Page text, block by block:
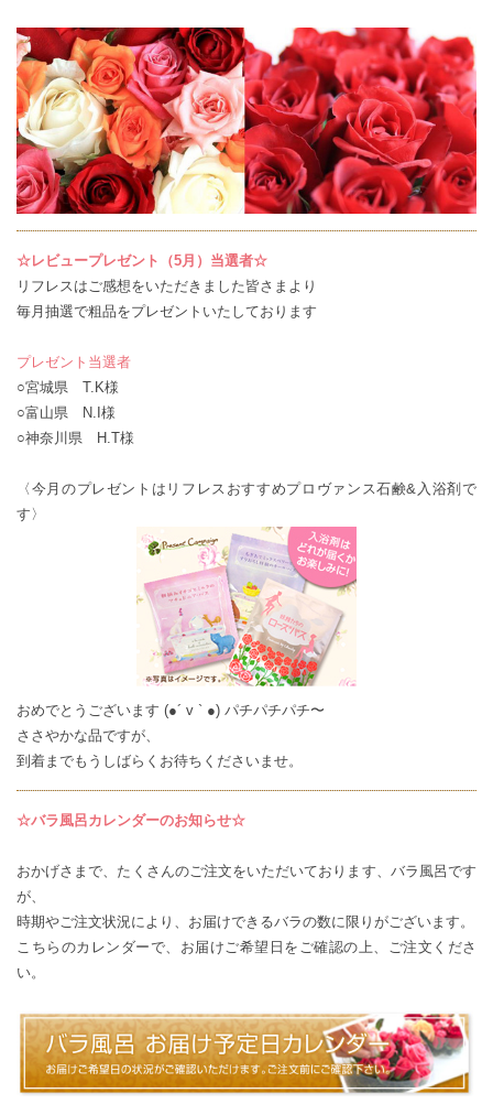
☆レビュープレゼント（5月）当選者☆
リフレスはご感想をいただきました皆さまより
毎月抽選で粗品をプレゼントいたしております
プレゼント当選者
○宮城県 T.K様
○富山県 N.I様
○神奈川県 H.T様
〈今月のプレゼントはリフレスおすすめプロヴァンス石鹸&入浴剤で
す〉
おめでとうございます (●´ v ` ●) パチパチパチ〜
ささやかな品ですが、
到着までもうしばらくお待ちくださいませ。
☆バラ風呂カレンダーのお知らせ☆
おかげさまで、たくさんのご注文をいただいております、バラ風呂です
が、
時期やご注文状況により、お届けできるバラの数に限りがございます。
こちらのカレンダーで、お届けご希望日をご確認の上、ご注文くださ
い。